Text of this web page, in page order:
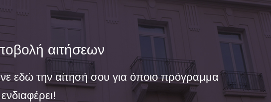
αιτήσεων
εδώ την αίτησή σου για όποιο πρόγραμμα